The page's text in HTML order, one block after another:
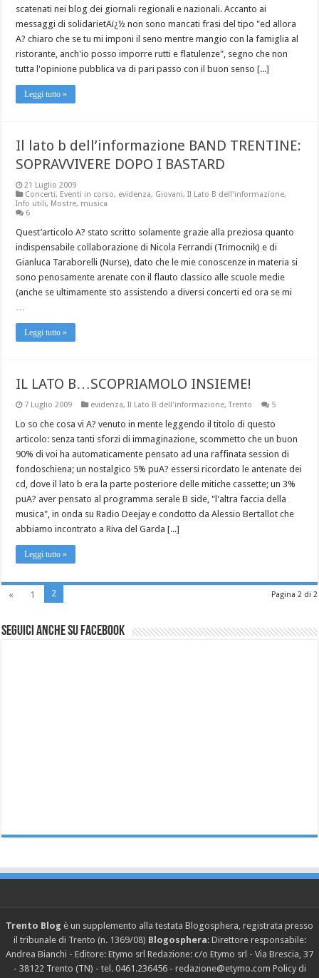
scatenati nei blog dei giornali regionali e nazionali. Accanto ai
messaggi di solidarietAï¿½ non sono mancati frasi del tipo "ed allora
A? chiaro che se tu mi imponi il seno mentre mangio con la famiglia al
ristorante, anch'io posso imporre rutti e flatulenze", segno che non
tutta l'opinione pubblica va di pari passo con il buon senso [...]
Leggi tutto »
Il lato b dell’informazione BAND TRENTINE:
SOPRAVVIVERE DOPO I BASTARD
21 Luglio 2009
Concerti, Eventi in corso, evidenza, Giovani,Il Lato B dell'informazione,
Info utili, Mostre, musica
6
Quest’articolo A? stato scritto solamente grazie alla preziosa quanto
indispensabile collaborazione di Nicola Ferrandi (Trimocnik) e di
Gianluca Taraborelli (Nurse), dato che le mie conoscenze in materia si
sono penosamente arenate con il flauto classico alle scuole medie
(anche se ultimamente sto assistendo a diversi concerti ed ora se mi
Leggi tutto »
IL LATO B…SCOPRIAMOLO INSIEME!
7 Luglio 2009 evidenza,Il Lato B dell'informazione,Trento 5
Lo so che cosa vi A? venuto in mente leggendo il titolo di questo
articolo: senza tanti sforzi di immaginazione, scommetto che un buon
90% di voi ha automaticamente pensato ad una raffinata session di
fondoschiena; un nostalgico 5% puA? essersi ricordato le antenate dei
cd, dove il lato b era la parte posteriore delle mitiche cassette; un 3%
puA? aver pensato al programma serale B side, "l'altra faccia della
musica", in onda su Radio Deejay e condotto da Alessio Bertallot che
abbiamo incontrato a Riva del Garda [...]
Leggi tutto »
Pagina 2 di 2
« 1 2
Seguici anche su Facebook
Trento Blog è un supplemento alla testata Blogosphera, registrata presso
il tribunale di Trento (n. 1369/08) Blogosphera: Direttore responsabile:
Andrea Bianchi - Editore: Etymo srl Redazione: c/o Etymo srl - Via Brescia, 37
- 38122 Trento (TN) - tel. 0461.236456 - redazione@etymo.com Policy di